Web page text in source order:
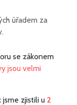
úřadem za
se zákonem
jsou velmi
zjistili u 2